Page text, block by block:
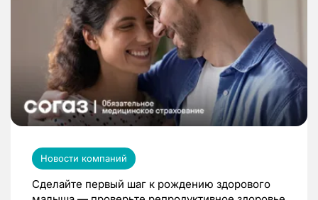
Новости компаний
Сделайте первый шаг к рождению здорового